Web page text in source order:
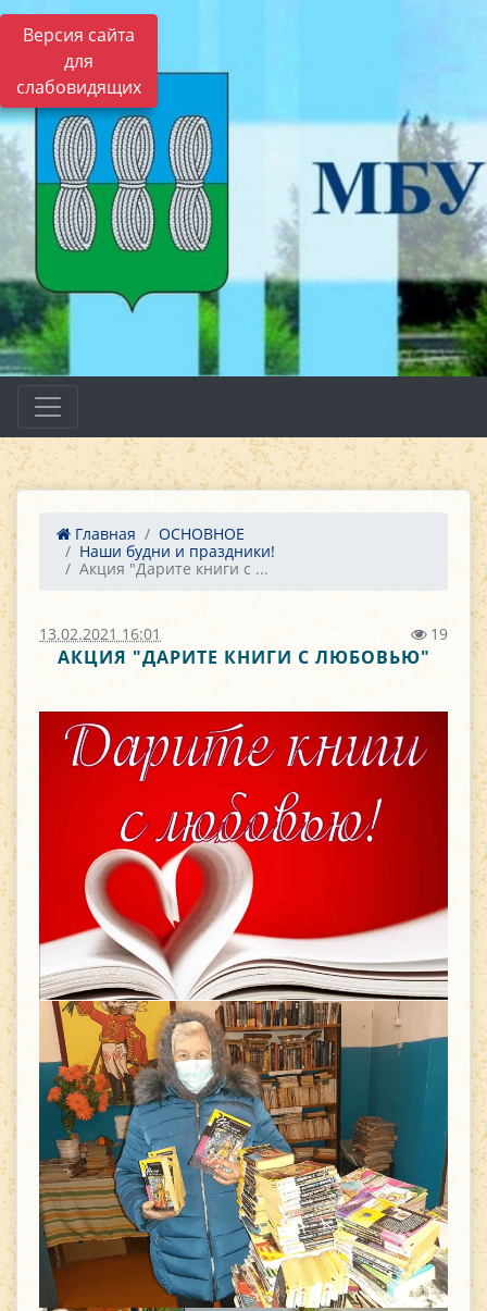
Версия сайта
для
слабовидящих
Главная
ОСНОВНОЕ
Наши будни и праздники!
Акция "Дарите книги с ...
13.02.2021 16:01 19
АКЦИЯ "ДАРИТЕ КНИГИ С ЛЮБОВЬЮ"